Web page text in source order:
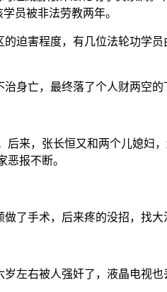
员被非法劳教两年。
迫害程度，有几位法轮功学
身亡，最终落了个人财两空的
来，张长恒又和两个儿媳妇
报不断。
了手术，后来疼的没招，找大
左右被人强奸了，液晶电视